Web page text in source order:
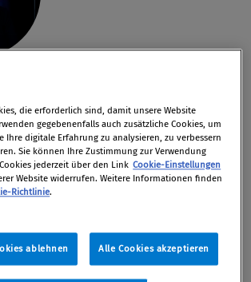
Sekerova
Xing teilen
linkedIn teilen
auf Facebook teilen
kopieren
Artikel per Mail teilen
Sekerova ist Juristin und als
in der ÖBB-Holding AG
die erforderlich sind, damit unsere Website
gegebenenfalls auch zusätzliche Cookies, um
Ihre digitale Erfahrung zu analysieren, zu verbessern
Sie können Ihre Zustimmung zur Verwendung
jederzeit über den Link Cookie-Einstellungen
Website widerrufen. Weitere Informationen finden
Richtlinie.
ablehnen Alle Cookies akzeptieren